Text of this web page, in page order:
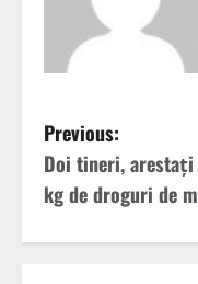
P
o
s
Previous:
Doi tineri,
kg de droguri de